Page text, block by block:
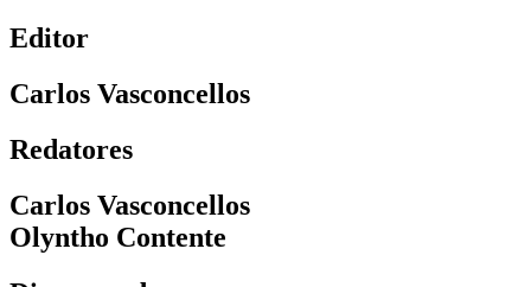
Editor
Carlos Vasconcellos
Redatores
Carlos Vasconcellos
Olyntho Contente